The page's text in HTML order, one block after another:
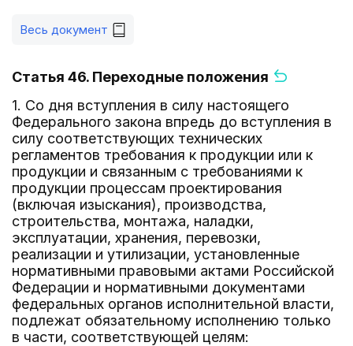
Весь документ
Статья 46. Переходные положения
1. Со дня вступления в силу настоящего
Федерального закона впредь до вступления в
силу соответствующих технических
регламентов требования к продукции или к
продукции и связанным с требованиями к
продукции процессам проектирования
(включая изыскания), производства,
строительства, монтажа, наладки,
эксплуатации, хранения, перевозки,
реализации и утилизации, установленные
нормативными правовыми актами Российской
Федерации и нормативными документами
федеральных органов исполнительной власти,
подлежат обязательному исполнению только
в части, соответствующей целям: